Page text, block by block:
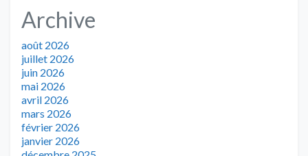
Archive
août 2026
juillet 2026
juin 2026
mai 2026
avril 2026
mars 2026
février 2026
janvier 2026